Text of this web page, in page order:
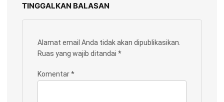
TINGGALKAN BALASAN
Alamat email Anda tidak akan dipublikasikan.
Ruas yang wajib ditandai *
Komentar*